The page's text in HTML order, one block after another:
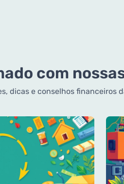
com
dicas e conselhos financeiros